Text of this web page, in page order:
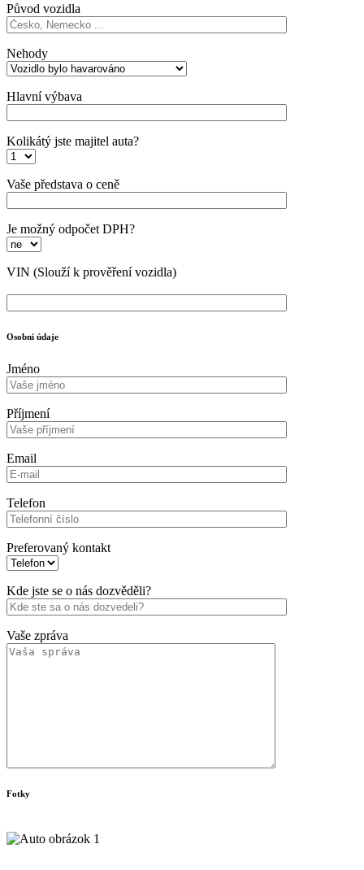
Původ vozidla
Nehody
Hlavní výbava
Kolikátý jste majitel auta?
Vaše představa o ceně
Je možný odpočet DPH?
VIN (Slouží k prověření vozidla)
Osobni údaje
Jméno
Příjmení
Email
Telefon
Preferovaný kontakt
Kde jste se o nás dozvěděli?
Vaše zpráva
Fotky